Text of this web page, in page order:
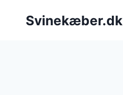
Svinekæber.dk